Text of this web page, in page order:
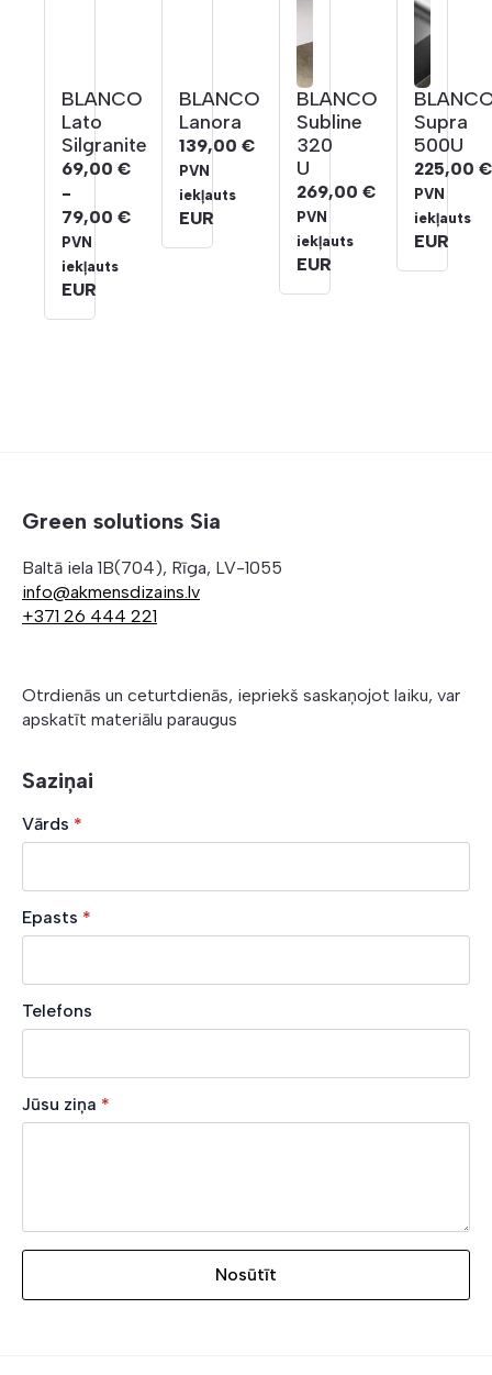
BLANCO
Lato
Silgranite
69,00 €
-
79,00 €
Cenu
diapazons:
69,00 €
PVN
iekļauts
EUR
BLANCO
Lanora
139,00 €
PVN
iekļauts
EUR
BLANCO
Subline
320
U
269,00 €
PVN
iekļauts
EUR
Supra
500U
225,00 €
PVN
iekļauts
EUR
Green solutions Sia
Baltā iela 1B(704), Rīga, LV-1055
info@akmensdizains.lv
+371 26 444 221
Otrdienās un ceturtdienās, iepriekš saskaņojot laiku, var
apskatīt materiālu paraugus
Saziņai
Vārds *
Epasts *
Telefons
Jūsu ziņa *
Nosūtīt